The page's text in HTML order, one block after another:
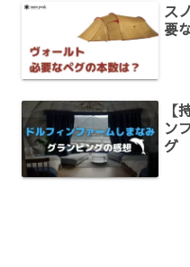
ス
要
【
ン
グ